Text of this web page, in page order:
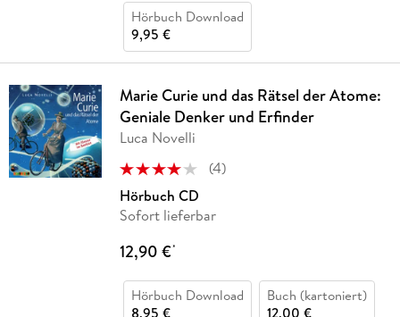
Hörbuch Download
9,95 €
Marie Curie und das Rätsel der Atome:
Geniale Denker und Erfinder
Luca Novelli
(4)
Hörbuch CD
Sofort lieferbar
12,90 €*
Hörbuch Download
8,95 €
Buch (kartoniert)
12,00 €